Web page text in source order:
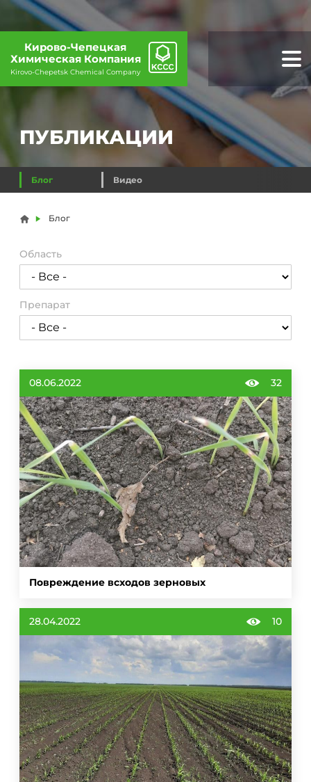
Кирово-Чепецкая
Химическая Компания
Kirovo-Chepetsk Chemical Company
ПУБЛИКАЦИИ
Блог Видео
Вы здесь
Блог
Область
Препарат
08.06.2022 32
Повреждение всходов зерновых
28.04.2022 10